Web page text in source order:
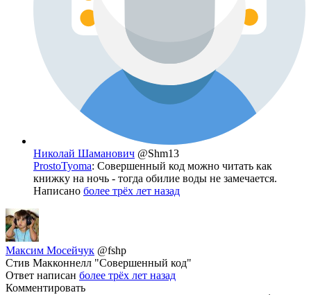
Николай Шаманович @Shm13
ProstoTyoma: Совершенный код можно читать как
книжку на ночь - тогда обилие воды не замечается.
Написано более трёх лет назад
Максим Мосейчук @fshp
Стив Макконнелл "Совершенный код"
Ответ написан более трёх лет назад
Комментировать